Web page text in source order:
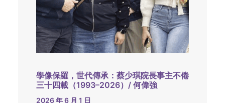
學像保羅，世代傳承：蔡少琪院長事主不倦
三十四載（1993–2026）/ 何偉強
2026 年 6 月 1 日